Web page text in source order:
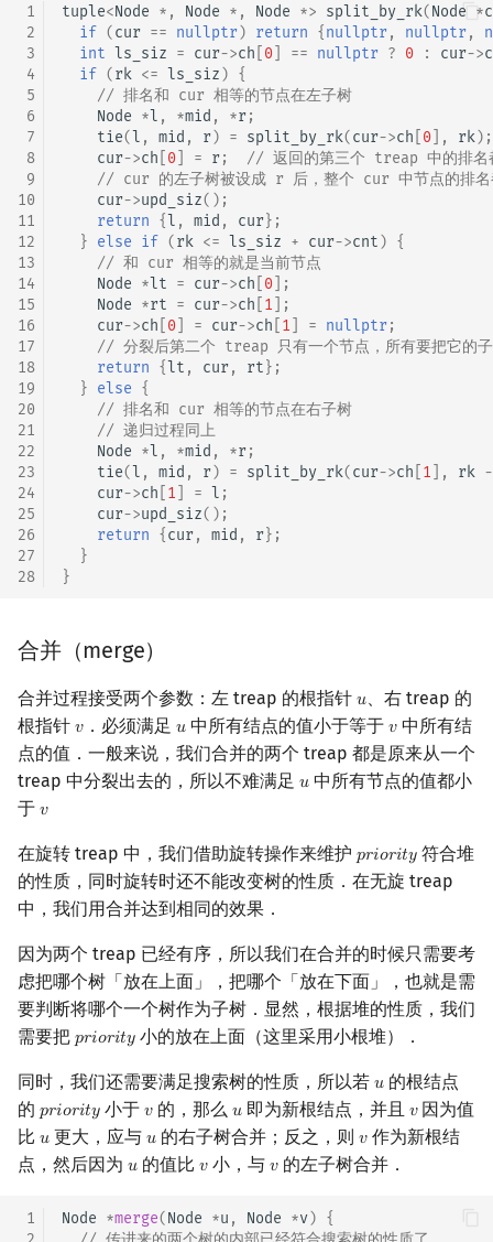
1
2
3
4
5
6
7
8
9
10
11
12
13
14
15
16
17
18
19
20
21
22
23
24
25
26
27
28
tuple<Node * , Node * , Node *> split_by_rk(Node *
if (cur == nullptr) return { nullptr, nullptr,
int ls_siz = cur->ch 0 == nullptr ? 0 : cur->
if (rk <= ls_siz) {
// 排名和 cur 相等的节点在左子树
Node *l , *mid , *r;
tie(l , mid , r) = split_by_rk(cur->ch 0 ], rk);
cur->ch 0 = r;
// 返回的第三个 treap 中的排
// cur 的左子树被设成 r 后，整个 cur 中节点的排
cur->upd_siz();
return {l , mid , cur};
} else if (rk <= ls_siz + cur->cnt) {
// 和 cur 相等的就是当前节点
Node *lt = cur->ch 0 ];
Node *rt = cur->ch 1 ];
cur->ch 0 = cur->ch 1 = nullptr;
// 分裂后第二个 treap 只有一个节点，所有要把它的子
return {lt , cur, rt };
} else {
// 排名和 cur 相等的节点在右子树
// 递归过程同上
Node *l , *mid , *r;
tie(l , mid , r) = split_by_rk(cur->ch 1 ], rk -
cur->ch 1 = l ;
cur->upd_siz();
return { cur, mid , r};
}
}
合并（merge）
合并过程接受两个参数：左 treap 的根指针 𝑢
u、右 treap 的
根指针 𝑣
v．必须满足 𝑢
u中所有结点的值小于等于 𝑣
v中所有结
点的值．一般来说，我们合并的两个 treap 都是原来从一个
treap 中分裂出去的，所以不难满足 𝑢
u 中所有节点的值都小
于 𝑣
v
在旋转 treap 中，我们借助旋转操作来维护 𝑝𝑟𝑖𝑜𝑟𝑖𝑡𝑦
priority符合堆
的性质，同时旋转时还不能改变树的性质．在无旋 treap
中，我们用合并达到相同的效果．
因为两个 treap 已经有序，所以我们在合并的时候只需要考
虑把哪个树「放在上面」，把哪个「放在下面」，也就是需
要判断将哪个一个树作为子树．显然，根据堆的性质，我们
需要把 𝑝𝑟𝑖𝑜𝑟𝑖𝑡𝑦
priority小的放在上面（这里采用小根堆）．
同时，我们还需要满足搜索树的性质，所以若 𝑢
u 的根结点
的 𝑝𝑟𝑖𝑜𝑟𝑖𝑡𝑦
priority小于 𝑣
v的，那么 𝑢
u即为新根结点，并且 𝑣
v因为值
比 𝑢
u 更大，应与𝑢
u 的右子树合并；反之，则𝑣
v 作为新根结
点，然后因为 𝑢
u 的值比𝑣
v小，与 𝑣
v的左子树合并．
1
Node *merge(Node *u , Node *v) {